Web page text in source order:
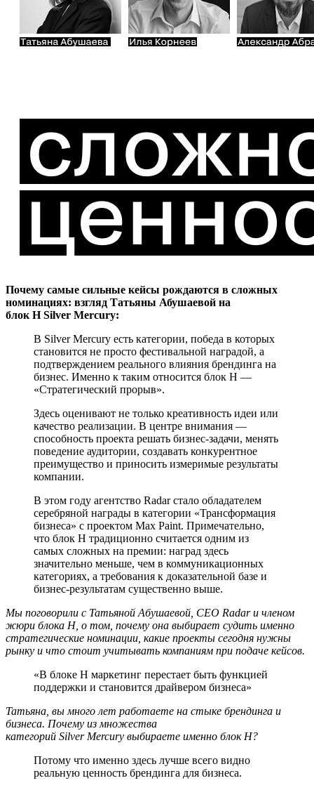
Почему самые сильные кейсы рождаются в сложных
номинациях: взгляд Татьяны Абушаевой на
блок H Silver Mercury:
В Silver Mercury есть категории, победа в которых
становится не просто фестивальной наградой, а
подтверждением реального влияния брендинга на
бизнес. Именно к таким относится блок H —
«Стратегический прорыв».
Здесь оценивают не только креативность идеи или
качество реализации. В центре внимания —
способность проекта решать бизнес-задачи, менять
поведение аудитории, создавать конкурентное
преимущество и приносить измеримые результаты
компании.
В этом году агентство Radar стало обладателем
серебряной награды в категории «Трансформация
бизнеса» с проектом Max Paint. Примечательно,
что блок H традиционно считается одним из
самых сложных на премии: наград здесь
значительно меньше, чем в коммуникационных
категориях, а требования к доказательной базе и
бизнес-результатам существенно выше.
Мы поговорили с Татьяной Абушаевой, CEO Radar и членом
жюри блока H, о том, почему она выбирает судить именно
стратегические номинации, какие проекты сегодня нужны
рынку и что стоит учитывать компаниям при подаче кейсов.
«В блоке H маркетинг перестает быть функцией
поддержки и становится драйвером бизнеса»
Татьяна, вы много лет работаете на стыке брендинга и
бизнеса. Почему из множества
категорий Silver Mercury выбираете именно блок H?
Потому что именно здесь лучше всего видно
реальную ценность брендинга для бизнеса.